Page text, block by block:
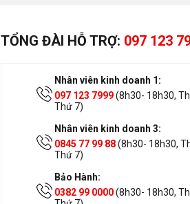
TỔNG ĐÀI HỖ TRỢ: 097 123
Nhân viên kinh doanh 1:
097 123 7999(8h30- 18h30,
Thứ 7)
Nhân viên kinh doanh 3:
0845 77 99 88(8h30- 18h30,
Thứ 7)
Bảo Hành:
0382 99 0000(8h30- 18h30,